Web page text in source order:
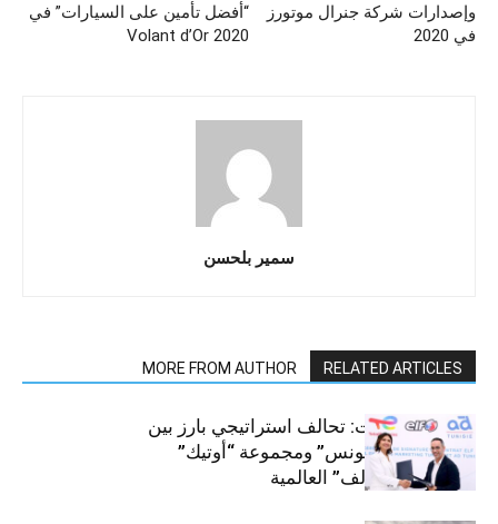
“أفضل تأمين على السيارات” في
Volant d’Or 2020
وإصدارات شركة جنرال موتورز
في 2020
سمير بلحسن
RELATED ARTICLES
MORE FROM AUTHOR
قطاع السيارات: تحالف استراتيجي بارز بين
“توتال إنرجيز تونس” ومجموعة “أوتيك”
لتوزيع زيوت “إلف” العالمية